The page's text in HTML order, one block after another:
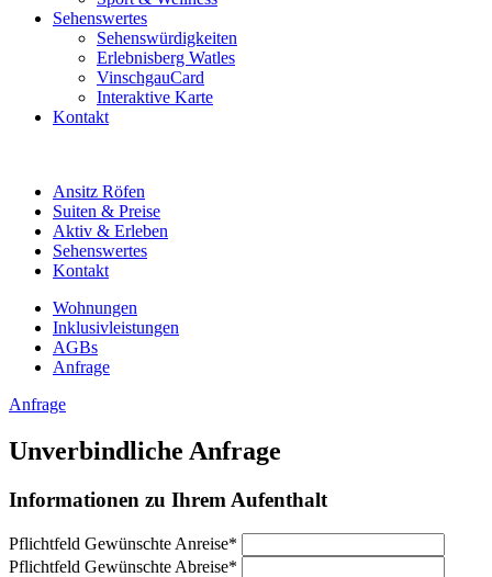
Sehenswertes
Sehenswürdigkeiten
Erlebnisberg Watles
VinschgauCard
Interaktive Karte
Kontakt
Ansitz Röfen
Suiten & Preise
Aktiv & Erleben
Sehenswertes
Kontakt
Wohnungen
Inklusivleistungen
AGBs
Anfrage
Anfrage
Unverbindliche Anfrage
Informationen zu Ihrem Aufenthalt
Pflichtfeld Gewünschte Anreise*
Pflichtfeld Gewünschte Abreise*